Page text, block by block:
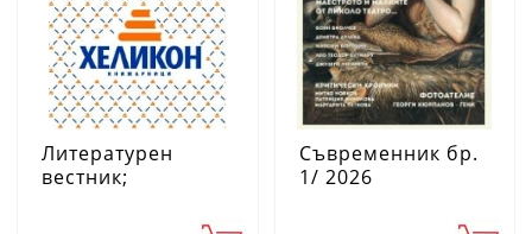
Литературен
вестник;
Съвременник бр.
1/ 2026